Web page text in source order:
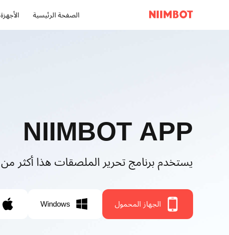
الصفحة الرئيسية الأجهزة
NIIMBOT APP
يستخدم برنامج تحرير الملصقات هذا أكثر من 1900 مستخدم تجاري
الجهاز المحمول Windows